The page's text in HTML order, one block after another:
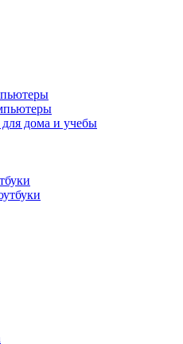
дома и учебы